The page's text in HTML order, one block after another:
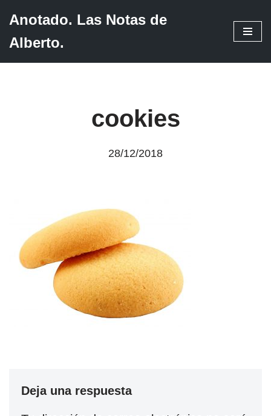
Saltar
Anotado. Las Notas de
Alberto.
cookies
28/12/2018
Deja una respuesta